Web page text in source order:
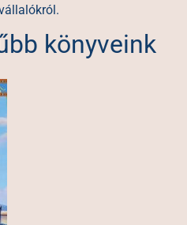
könyveink